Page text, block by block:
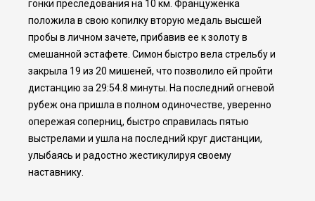
гонки преследования на 10 км. Француженка
положила в свою копилку вторую медаль высшей
пробы в личном зачете, прибавив ее к золоту в
смешанной эстафете. Симон быстро вела стрельбу и
закрыла 19 из 20 мишеней, что позволило ей пройти
дистанцию за 29:54.8 минуты. На последний огневой
рубеж она пришла в полном одиночестве, уверенно
опережая соперниц, быстро справилась пятью
выстрелами и ушла на последний круг дистанции,
улыбаясь и радостно жестикулируя своему
наставнику.